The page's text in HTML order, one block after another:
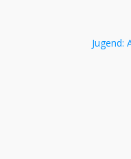
Jugend: